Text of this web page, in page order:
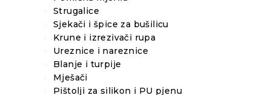
Strugalice
Sjekači i špice za bušilicu
Krune i izrezivači rupa
Ureznice i nareznice
Blanje i turpije
Mješači
Pištolji za silikon i PU pjenu